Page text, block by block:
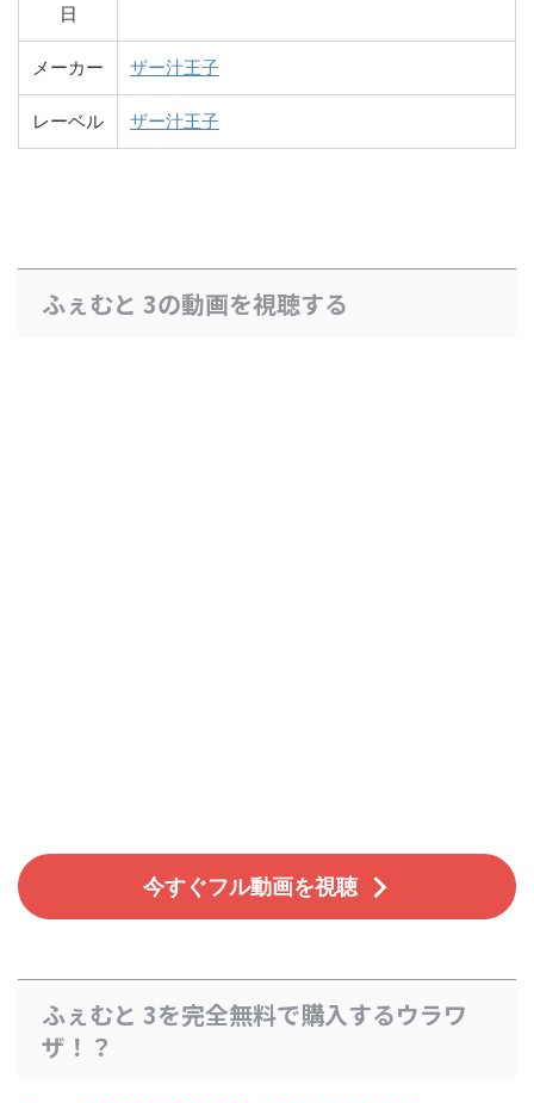
日
メーカー ザー汁王子
レーベル ザー汁王子
ふぇむと 3の動画を視聴する
今すぐフル動画を視聴
ふぇむと 3を完全無料で購入するウラワ
ザ！？